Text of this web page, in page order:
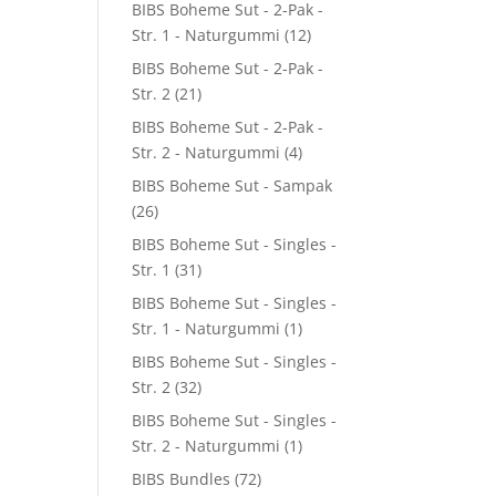
BIBS Boheme Sut - 2-Pak -
Str. 1 - Naturgummi (12)
BIBS Boheme Sut - 2-Pak -
Str. 2 (21)
BIBS Boheme Sut - 2-Pak -
Str. 2 - Naturgummi (4)
BIBS Boheme Sut - Sampak
(26)
BIBS Boheme Sut - Singles -
Str. 1 (31)
BIBS Boheme Sut - Singles -
Str. 1 - Naturgummi (1)
BIBS Boheme Sut - Singles -
Str. 2 (32)
BIBS Boheme Sut - Singles -
Str. 2 - Naturgummi (1)
BIBS Bundles (72)